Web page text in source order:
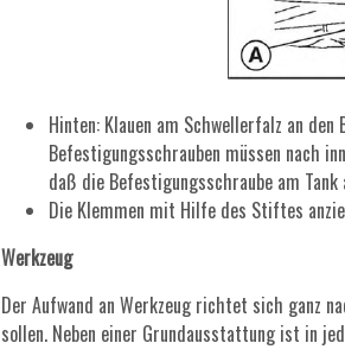
Hinten: Klauen am Schwellerfalz an
Befestigungsschrauben müssen nach
daß die Befestigungsschraube am
Die Klemmen mit Hilfe des Stiftes
Werkzeug
Der Aufwand an Werkzeug richtet sich ganz
sollen. Neben einer Grundausstattung ist in